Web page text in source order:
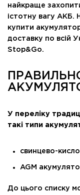
найкраще
істотну вагу АКБ.
купити
доставку по всій
Stop&Go.
У переліку
такі типи
свинцево-
AGM
До цього списку